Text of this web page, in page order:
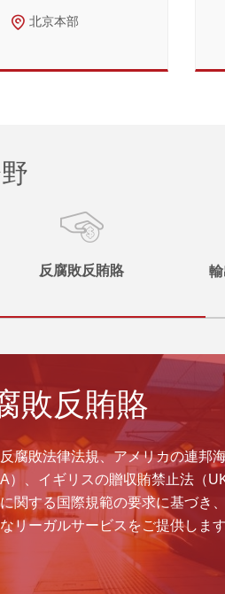
北京本部
反腐敗反賄賂
敗反賄賂
腐敗法律法規、アメリカの連邦
）、イギリスの贈収賄禁止法（
関する国際規範の要求に基づき
リーガルサービスをご提供します